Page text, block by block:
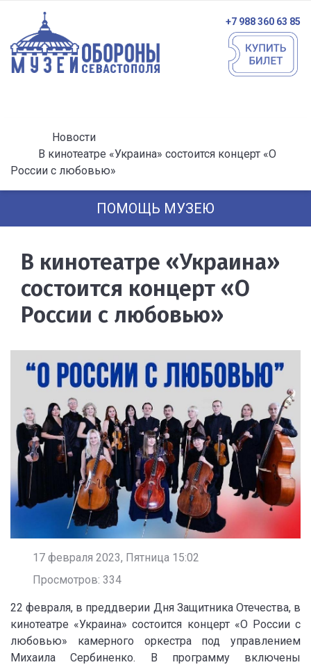
+7 988 360 63 85
Новости
В кинотеатре «Украина» состоится концерт «О
России с любовью»
ПОМОЩЬ МУЗЕЮ
В кинотеатре «Украина»
состоится концерт «О
России с любовью»
17 февраля 2023, Пятница 15:02
Просмотров: 334
22 февраля, в преддверии Дня Защитника Отечества, в
кинотеатре «Украина» состоится концерт «О России с
любовью» камерного оркестра под управлением
Михаила Сербиненко. В программу включены